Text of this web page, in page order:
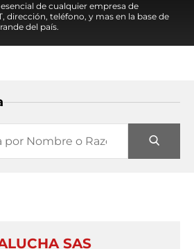
de cualquier empresa de
dirección, teléfono, y mas en la base de
del país.
SAS